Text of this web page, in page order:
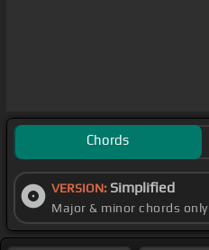
Chords
VERSION: Simplified
Major & minor chords only